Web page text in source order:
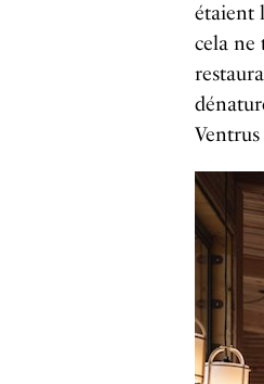
étaient
cela ne